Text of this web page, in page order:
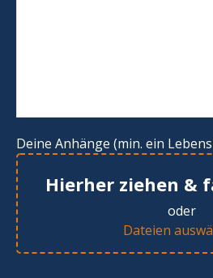
Deine Anhänge (min. ein
Hierher ziehen &
oder
Dateien